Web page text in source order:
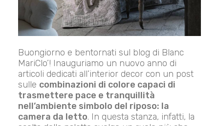
Buongiorno e bentornati sul blog di Blanc
MariClo’! Inauguriamo un nuovo anno di
articoli dedicati all’interior decor con un post
sulle combinazioni di colore capaci di
trasmettere pace e tranquillità
nell’ambiente simbolo del riposo: la
camera da letto. In questa stanza, infatti, la